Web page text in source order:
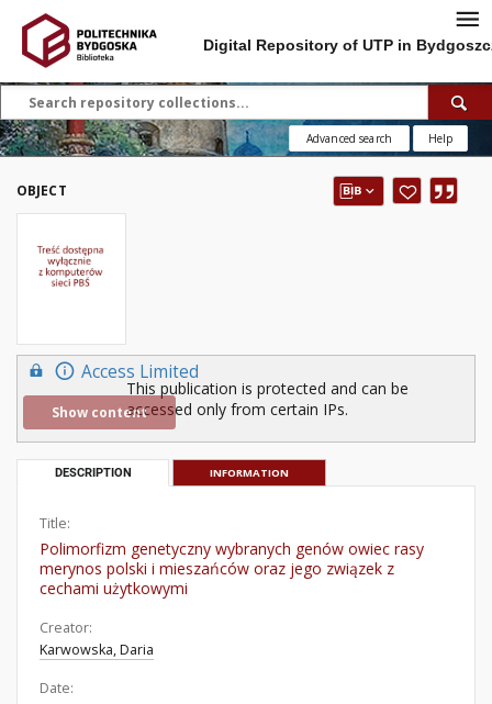
Digital Repository of UTP in
Advanced search Help
OBJECT
Access Limited
Show content
This publication is protected and can be
accessed only from certain IPs.
DESCRIPTION INFORMATION
Title:
Polimorfizm genetyczny wybranych genów owiec rasy
merynos polski i mieszańców oraz jego związek z
cechami użytkowymi
Creator:
Karwowska, Daria
Date: